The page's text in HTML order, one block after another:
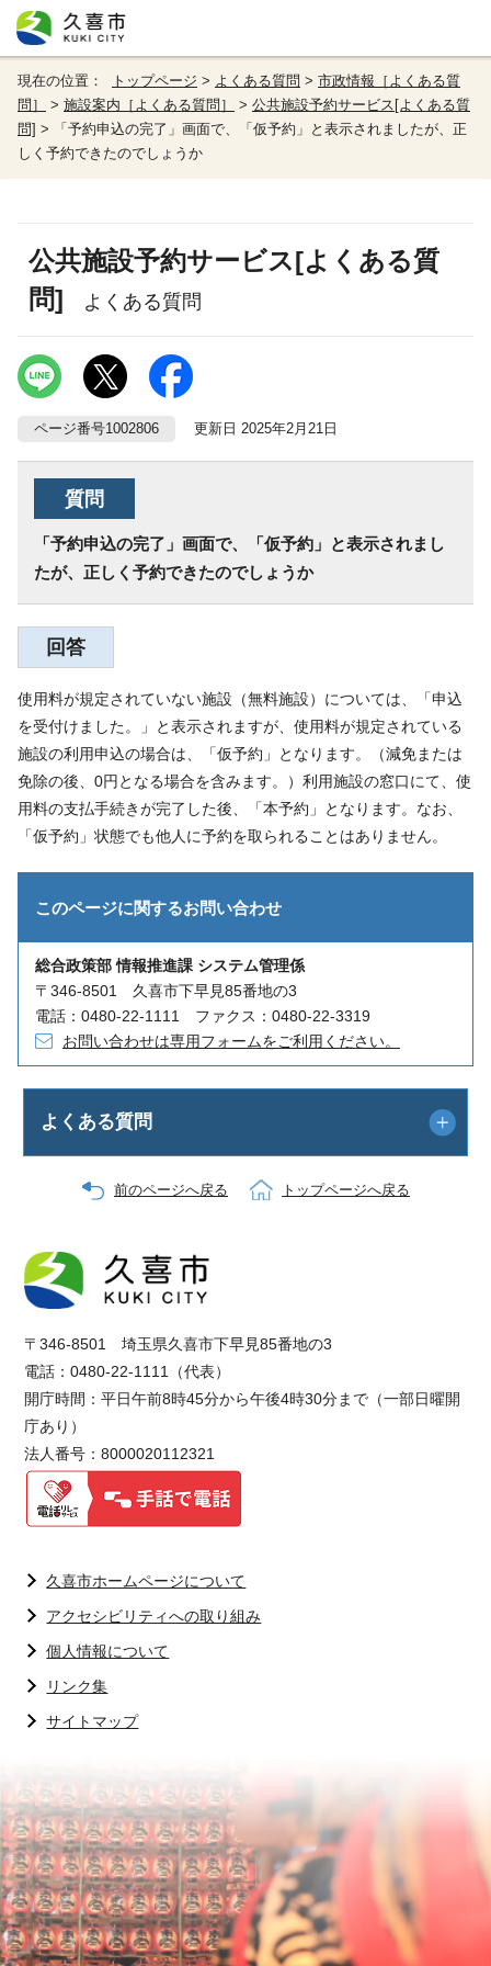
現在の位置： トップページ > よくある質問 > 市政情報［よくある質
問］
> 施設案内［よくある質問］ > 公共施設予約サービス[よくある質
問] > 「予約申込の完了」画面で、「仮予約」と表示されましたが、正
しく予約できたのでしょうか
公共施設予約サービス[よくある質
問] よくある質問
ページ番号1002806 更新日 2025年2月21日
質問
「予約申込の完了」画面で、「仮予約」と表示されまし
たが、正しく予約できたのでしょうか
回答
使用料が規定されていない施設（無料施設）については、「申込
を受付けました。」と表示されますが、使用料が規定されている
施設の利用申込の場合は、「仮予約」となります。（減免または
免除の後、0円となる場合を含みます。）利用施設の窓口にて、使
用料の支払手続きが完了した後、「本予約」となります。なお、
「仮予約」状態でも他人に予約を取られることはありません。
このページに関するお問い合わせ
総合政策部 情報推進課 システム管理係
〒346-8501 久喜市下早見85番地の3
電話：0480-22-1111 ファクス：0480-22-3319
お問い合わせは専用フォームをご利用ください。
よくある質問
前のページへ戻る トップページへ戻る
〒346-8501 埼玉県久喜市下早見85番地の3
電話：0480-22-1111（代表）
開庁時間：平日午前8時45分から午後4時30分まで（一部日曜開
庁あり）
法人番号：8000020112321
久喜市ホームページについて
アクセシビリティへの取り組み
個人情報について
リンク集
サイトマップ